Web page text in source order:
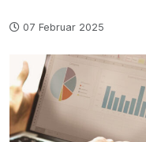
07 Februar 2025